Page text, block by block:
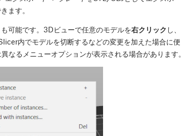
ます。
可能です。3Dビューで任意のモデルを右クリック し、
内でモデルを切断するなどの変更を加えた場合に便
なるメニューオプションが表示される場合があります。